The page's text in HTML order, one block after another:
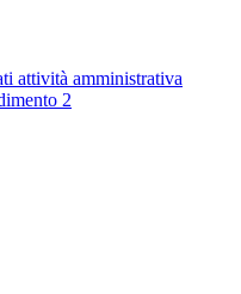
attività amministrativa
2